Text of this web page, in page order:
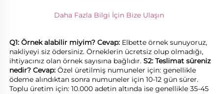
Daha Fazla Bilgi İçin Bize Ulaşın
Q1: Örnek alabilir miyim? Cevap: Elbette örnek sunuyoruz,
nakliyeyi siz ödersiniz. Örneklerin ücretsiz olup olmadığı,
ihtiyacınız olan örnek sayısına bağlıdır. S2: Teslimat süreniz
nedir? Cevap: Özel üretilmiş numuneler için: genellikle
ödeme alındıktan sonra numuneler için 10-12 gün sürer.
Toplu üretim için: 10.000 adetin altında ise genellikle 35-45